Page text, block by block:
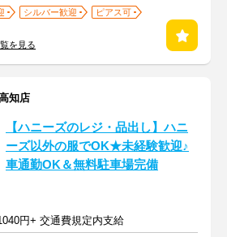
シルバー歓迎
ピアス可
を見る
知店
【ハニーズのレジ・品出し】ハニ
ーズ以外の服でOK★未経験歓迎♪
車通勤OK＆無料駐車場完備
円+ 交通費規定内支給